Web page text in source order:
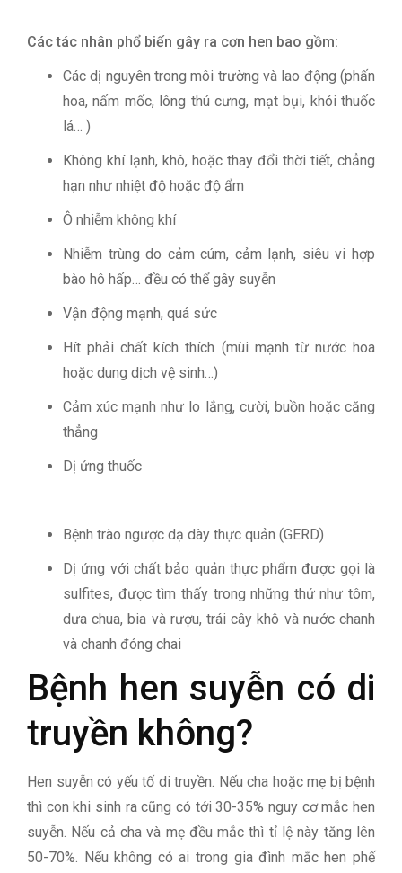
Các tác nhân phổ biến gây ra cơn hen bao gồm:
Các dị nguyên trong môi trường và lao động (phấn
hoa, nấm mốc, lông thú cưng, mạt bụi, khói thuốc
lá… )
Không khí lạnh, khô, hoặc thay đổi thời tiết, chẳng
hạn như nhiệt độ hoặc độ ẩm
Ô nhiễm không khí
Nhiễm trùng do cảm cúm, cảm lạnh, siêu vi hợp
bào hô hấp… đều có thể gây suyễn
Vận động mạnh, quá sức
Hít phải chất kích thích (mùi mạnh từ nước hoa
hoặc dung dịch vệ sinh…)
Cảm xúc mạnh như lo lắng, cười, buồn hoặc căng
thẳng
Dị ứng thuốc
Bệnh trào ngược dạ dày thực quản (GERD)
Dị ứng với chất bảo quản thực phẩm được gọi là
sulfites, được tìm thấy trong những thứ như tôm,
dưa chua, bia và rượu, trái cây khô và nước chanh
và chanh đóng chai
Bệnh hen suyễn có di
truyền không?
Hen suyễn có yếu tố di truyền. Nếu cha hoặc mẹ bị bệnh
thì con khi sinh ra cũng có tới 30-35% nguy cơ mắc hen
suyễn. Nếu cả cha và mẹ đều mắc thì tỉ lệ này tăng lên
50-70%. Nếu không có ai trong gia đình mắc hen phế